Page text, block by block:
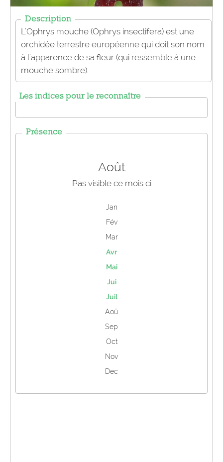
Description
L'Ophrys mouche (Ophrys insectifera) est une
orchidée terrestre européenne qui doit son nom
à l'apparence de sa fleur (qui ressemble à une
mouche sombre).
Les indices pour le reconnaître
Présence
Août
Pas visible ce mois ci
Jan
Fév
Mar
Avr
Mai
Jui
Juil
Aoû
Sep
Oct
Nov
Dec